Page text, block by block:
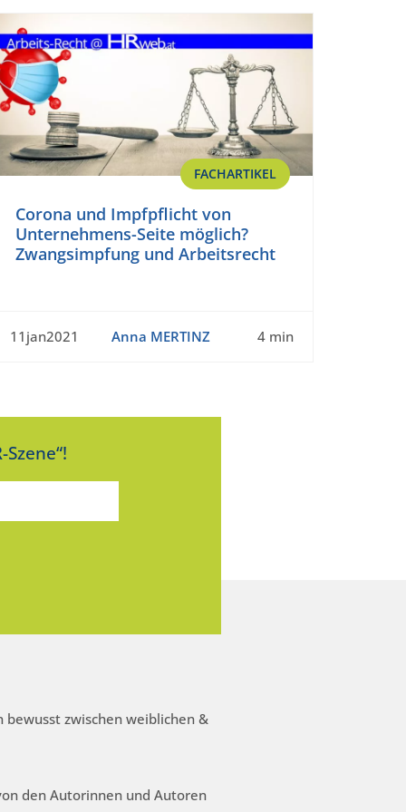
FACHARTIKEL
Corona und Impfpflicht von
Unternehmens-Seite möglich?
Zwangsimpfung und Arbeitsrecht
11jan2021 Anna MERTINZ 4 min
zwischen weiblichen &
den Autorinnen und Autoren